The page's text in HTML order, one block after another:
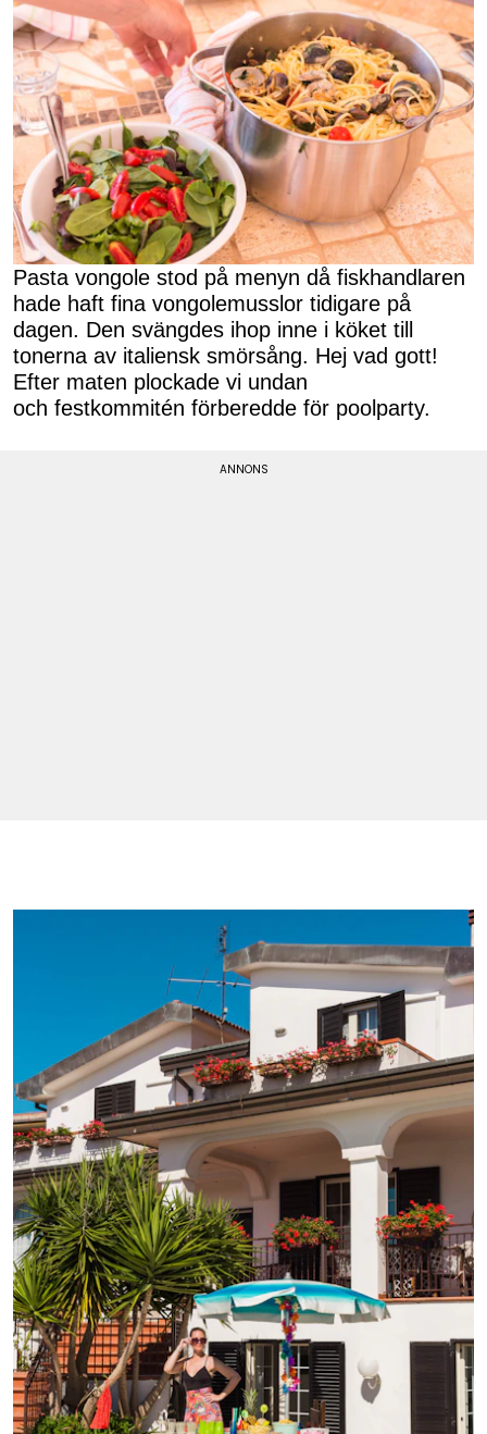
Pasta vongole stod på menyn då fiskhandlaren
hade haft fina vongolemusslor tidigare på
dagen. Den svängdes ihop inne i köket till
tonerna av italiensk smörsång. Hej vad gott!
Efter maten plockade vi undan
och festkommitén förberedde för poolparty.